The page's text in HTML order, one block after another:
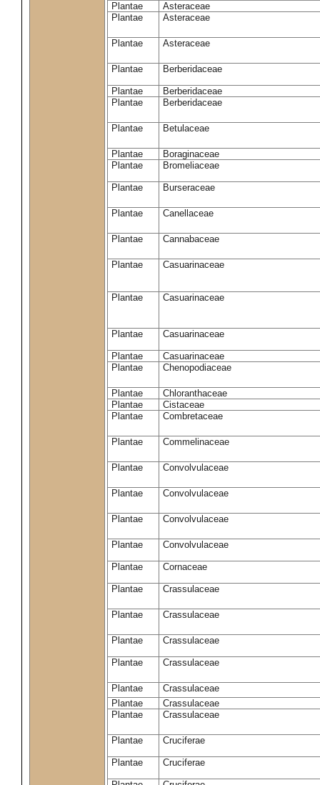
Plantae
Asteraceae
Plantae
Asteraceae
Plantae Asteraceae
Plantae Berberidaceae
Plantae
Berberidaceae
Plantae
Berberidaceae
Plantae Betulaceae
Plantae
Boraginaceae
Plantae
Bromeliaceae
Plantae Burseraceae
Plantae Canellaceae
Plantae Cannabaceae
Plantae Casuarinaceae
Plantae Casuarinaceae
Plantae Casuarinaceae
Plantae
Casuarinaceae
Plantae
Chenopodiaceae
Plantae
Chloranthaceae
Plantae
Cistaceae
Plantae
Combretaceae
Plantae Commelinaceae
Plantae Convolvulaceae
Plantae Convolvulaceae
Plantae Convolvulaceae
Plantae Convolvulaceae
Plantae Cornaceae
Plantae Crassulaceae
Plantae Crassulaceae
Plantae Crassulaceae
Plantae Crassulaceae
Plantae
Crassulaceae
Plantae
Crassulaceae
Plantae
Crassulaceae
Plantae Cruciferae
Plantae Cruciferae